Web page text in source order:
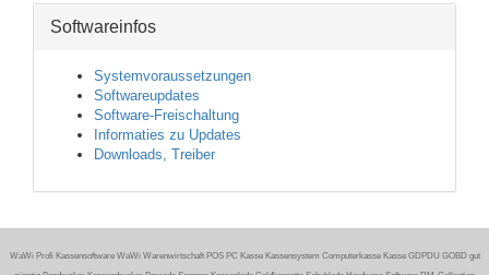
Softwareinfos
Systemvoraussetzungen
Softwareupdates
Software-Freischaltung
Informaties zu Updates
Downloads, Treiber
WaWi Profi Kassensoftware WaWi Warenwirtschaft POS PC Kasse Kassensystem Computerkasse Kasse GDPDU GOBD gut